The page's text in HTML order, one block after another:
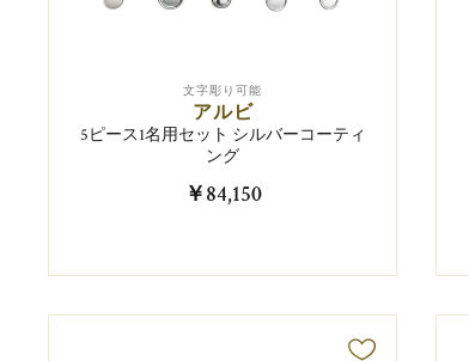
文字彫り可能
アルビ
5ピース1名用セット シルバーコーティ
ング
￥84,150